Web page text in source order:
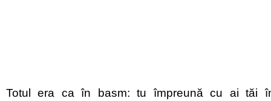
Totul era ca în basm: tu împreună cu ai tăi